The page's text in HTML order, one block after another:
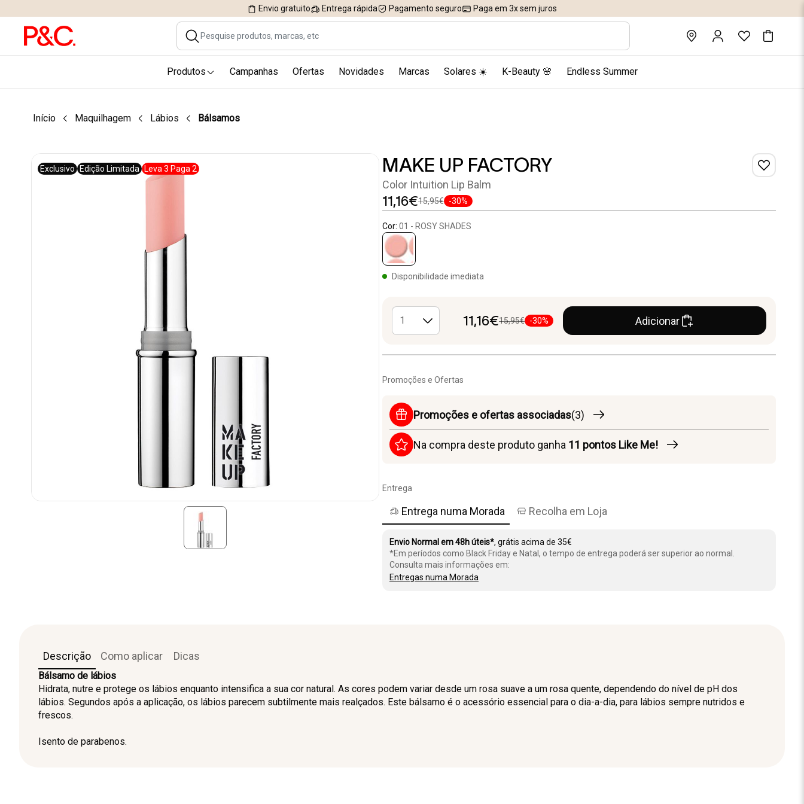
Envio gratuito Entrega rápida Pagamento seguro Paga em 3x sem juros
Produtos Campanhas Ofertas Novidades Marcas Solares ☀️ K-Beauty 🌸 Endless Summer
Início Maquilhagem Lábios Bálsamos
Exclusivo Edição Limitada Leva 3 Paga 2 MAKE UP FACTORY
Color Intuition Lip Balm
11,16€15,95€ -30%
Cor: 01 - ROSY SHADES
selected
Disponibilidade imediata
11,16€15,95€ -30% Adicionar
Promoções e Ofertas
Promoções e ofertas associadas(3)
Na compra deste produto ganha 11 pontos Like Me!
Entrega
Entrega numa Morada Recolha em Loja
Envio Normal em 48h úteis*, grátis acima de 35€
*Em períodos como Black Friday e Natal, o tempo de entrega poderá ser superior ao normal.
Consulta mais informações em:
Entregas numa Morada
Descrição Como aplicar Dicas
Bálsamo de lábios
Hidrata, nutre e protege os lábios enquanto intensifica a sua cor natural. As cores podem variar desde um rosa suave a um rosa quente, dependendo do nível de pH dos
lábios. Segundos após a aplicação, os lábios parecem subtilmente mais realçados. Este bálsamo é o acessório essencial para o dia-a-dia, para lábios sempre nutridos e
frescos.
Isento de parabenos.